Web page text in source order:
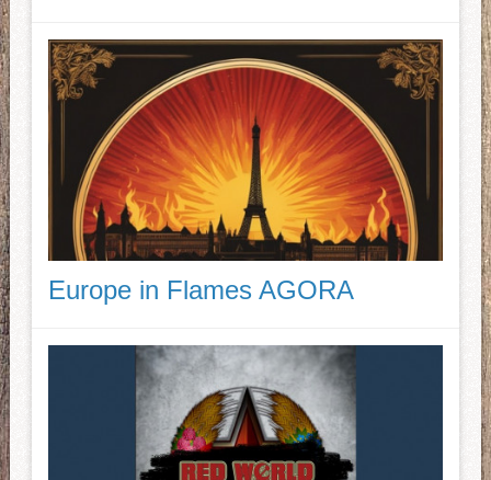
Europe in Flames AGORA